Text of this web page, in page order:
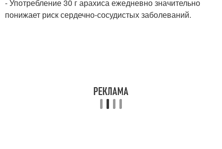
- Употребление 30 г арахиса ежедневно значительно
понижает риск сердечно-сосудистых заболеваний.